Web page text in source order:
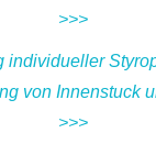
>>>
individueller
von Innenstuck
>>>